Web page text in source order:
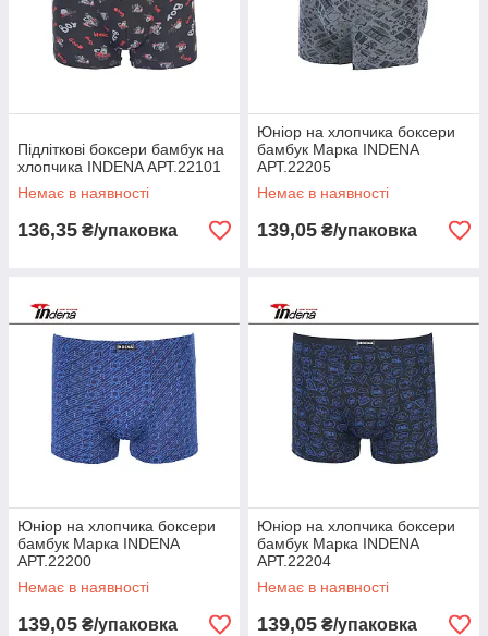
Підліткові боксери бамбук на
хлопчика INDENA АРТ.22101
Немає в наявності
136,35 ₴/упаковка
Юніор на хлопчика боксери
бамбук Марка INDENA
АРТ.22205
Немає в наявності
139,05 ₴/упаковка
Юніор на хлопчика боксери
бамбук Марка INDENA
АРТ.22200
Немає в наявності
139,05 ₴/упаковка
Юніор на хлопчика боксери
бамбук Марка INDENA
АРТ.22204
Немає в наявності
139,05 ₴/упаковка